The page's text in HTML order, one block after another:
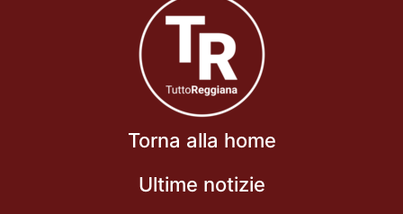
Torna alla home
Ultime notizie